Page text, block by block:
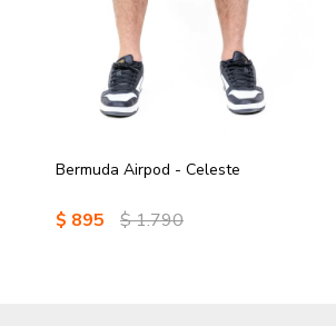
Bermuda Airpod - Celeste
$ 895 $1.790